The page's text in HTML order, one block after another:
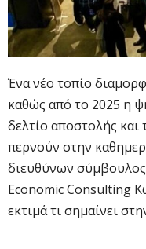
Ένα νέο τοπίο
καθώς από το 2025 η
δελτίο αποστολής και
περνούν στην
διευθύνων
Economic Consulting
εκτιμά τι σημαίνει